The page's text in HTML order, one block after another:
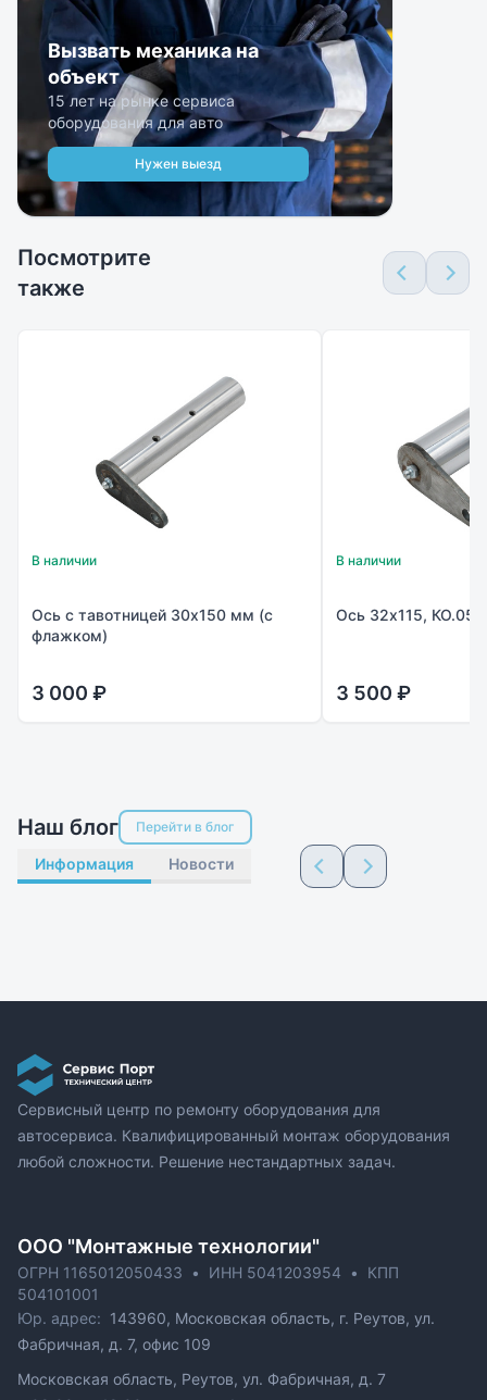
Вызвать механика на
объект
15 лет на рынке сервиса
оборудования для авто
Нужен выезд
Посмотрите
также
В наличии
Ось с тавотницей 30х150 мм (с
флажком)
3 000 ₽
В наличии
Ось 32х115,
3 500 ₽
Наш блог Перейти в блог
Информация Новости
Сервисный центр по ремонту оборудования для
автосервиса. Квалифицированный монтаж оборудования
любой сложности. Решение нестандартных задач.
ОOO "Монтажные технологии"
ОГРН 1165012050433 • ИНН 5041203954 •
КПП
504101001
Юр. адрес: 143960, Московская область, г. Реутов, ул.
Фабричная, д. 7, офис 109
Московская область, Реутов, ул. Фабричная, д. 7